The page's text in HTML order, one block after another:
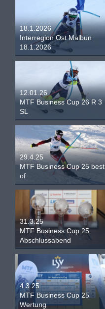
18.1.2026
Interregion Ost Malbun
18.1.2026
12.01.26
MTF Business Cup 26 R 3
SL
29.4.25
MTF Business Cup 25 best
of
31.3.25
MTF Business Cup 25
Abschlussabend
4.3.25
MTF Business Cup 25
Wertung